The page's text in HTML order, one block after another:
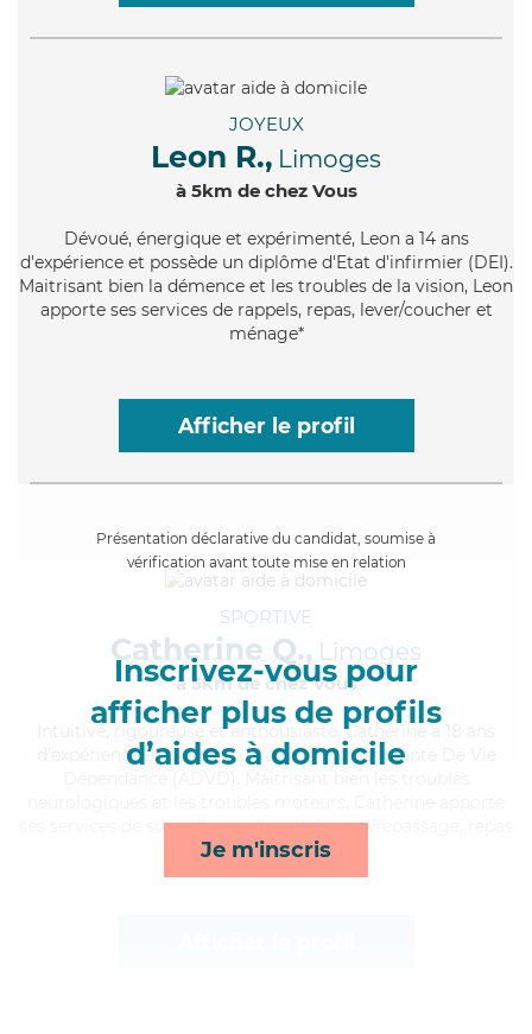
JOYEUX
Leon R., Limoges
à 5km de chez Vous
Dévoué, énergique et expérimenté, Leon a 14 ans
d'expérience et possède un diplôme d'Etat d'infirmier (DEI).
Maitrisant bien la démence et les troubles de la vision, Leon
apporte ses services de rappels, repas, lever/coucher et
ménage*
Afficher le profil
Présentation déclarative du candidat, soumise à
vérification avant toute mise en relation
Inscrivez-vous pour
afficher plus de profils
d’aides à domicile
Je m'inscris
SPORTIVE
Catherine Q., Limoges
à 5km de chez Vous
, rigoureuse et enthousiaste, Catherine a 18 ans
d'expérience et possède un diplôme d'Assistante De Vie
ses services de surveillance de nuit, lessive/repassage, repas
et lever/coucher*